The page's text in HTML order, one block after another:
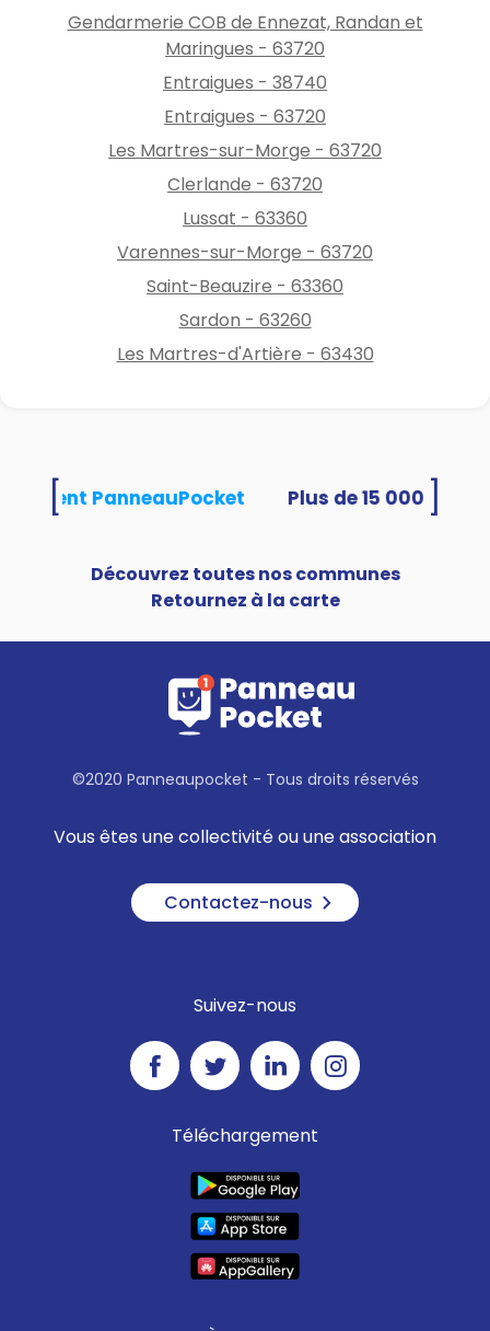
Gendarmerie COB de Ennezat, Randan et
Maringues - 63720
Entraigues - 38740
Entraigues - 63720
Les Martres-sur-Morge - 63720
Clerlande - 63720
Lussat - 63360
Varennes-sur-Morge - 63720
Saint-Beauzire - 63360
Sardon - 63260
Les Martres-d'Artière - 63430
PanneauPocket
Découvrez toutes nos communes
Retournez à la carte
©2020 Panneaupocket - Tous droits réservés
Vous êtes une collectivité ou une association
Contactez-nous
Suivez-nous
Téléchargement